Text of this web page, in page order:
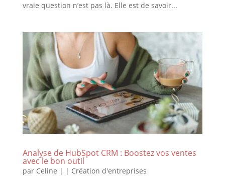
vraie question n’est pas là. Elle est de savoir...
Analyse de HubSpot CRM : Boostez vos ventes
avec le bon outil
par Celine | | Création d'entreprises